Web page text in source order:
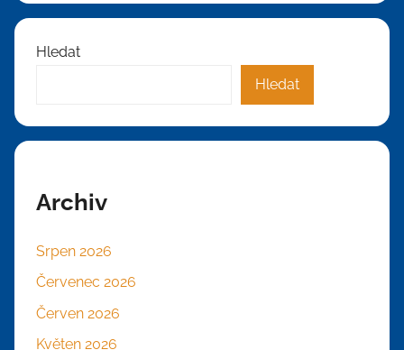
Hledat
Hledat
Archiv
Srpen 2026
Červenec 2026
Červen 2026
Květen 2026